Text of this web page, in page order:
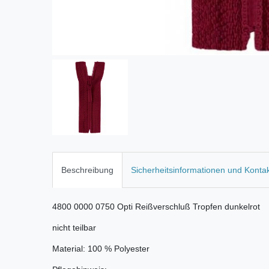
Beschreibung Sicherheitsinformationen und
4800 0000 0750 Opti Reißverschluß Tropfen dunkelrot
nicht teilbar
Material: 100 % Polyester